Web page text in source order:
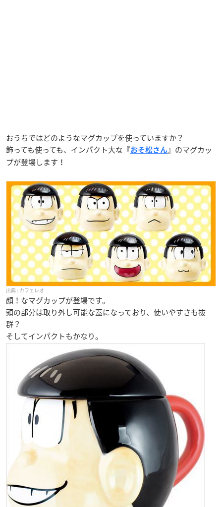
おうちではどのようなマグカップを使っていますか？
飾っても使っても、インパクト大な『おそ松さん』のマグカッ
プが登場します！
カフェレオ
顔！なマグカップが登場です。
頭の部分は取り外し可能な蓋になっており、使いやすさも抜
群？
そしてインパクトもかなり。